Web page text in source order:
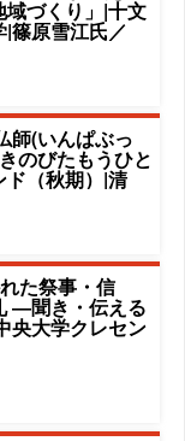
づくり」|十文
篠原雪江氏／
師(いんぱぶっ
のびたもうひと
ド（秋期）|清
た祭事・信
―聞き・伝える
央大学クレセン